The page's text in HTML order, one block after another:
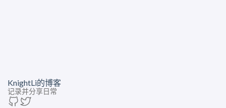
KnightLi的博客
记录并分享日常